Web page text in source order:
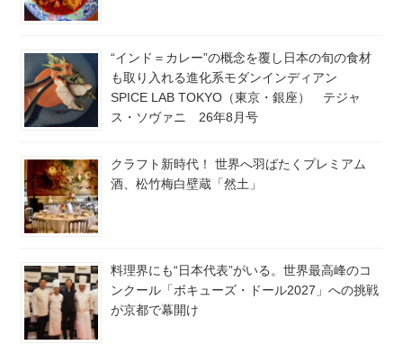
“インド＝カレー”の概念を覆し日本の旬の食材
も取り入れる進化系モダンインディアン
SPICE LAB TOKYO（東京・銀座） テジャ
ス・ソヴァニ 26年8月号
クラフト新時代！ 世界へ羽ばたくプレミアム
酒、松竹梅白壁蔵「然土」
料理界にも“日本代表”がいる。世界最高峰のコ
ンクール「ボキューズ・ドール2027」への挑戦
が京都で幕開け